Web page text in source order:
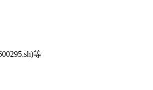
等